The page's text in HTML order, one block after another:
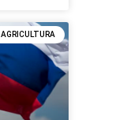
AGRICULTURA